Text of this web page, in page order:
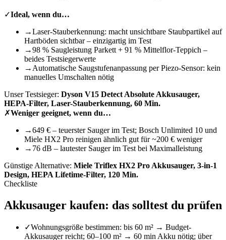
✓Ideal, wenn du…
→Laser-Stauberkennung: macht unsichtbare Staubpartikel auf
Hartböden sichtbar – einzigartig im Test
→98 % Saugleistung Parkett + 91 % Mittelflor-Teppich –
beides Testsiegerwerte
→ Automatische Saugstufenanpassung per Piezo-Sensor: kein
manuelles Umschalten nötig
Unser Testsieger: Dyson V15 Detect Absolute Akkusauger,
HEPA-Filter, Laser-Stauberkennung, 60 Min.
✗Weniger geeignet, wenn du…
→649 € – teuerster Sauger im Test; Bosch Unlimited 10 und
Miele HX2 Pro reinigen ähnlich gut für ~200 € weniger
→ 76 dB – lautester Sauger im Test bei Maximalleistung
Günstige Alternative: Miele Triflex HX2 Pro Akkusauger, 3-in-1
Design, HEPA Lifetime-Filter, 120 Min.
Checkliste
Akkusauger kaufen: das solltest du prüfen
✓Wohnungsgröße bestimmen: bis 60 m² → Budget-
Akkusauger reicht; 60–100 m² → 60 min Akku nötig; über